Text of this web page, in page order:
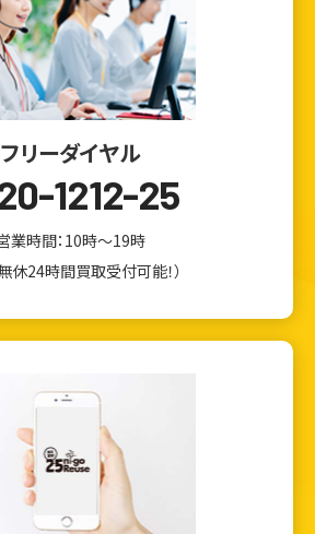
フリーダイヤル
1212-25
業時間：10時～19時
休24時間買取受付可能！）